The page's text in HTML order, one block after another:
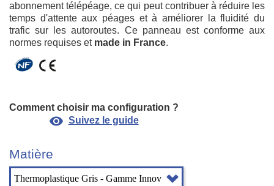
abonnement télépéage, ce qui peut contribuer à réduire les
temps d'attente aux péages et à améliorer la fluidité du
trafic sur les autoroutes. Ce panneau est conforme aux
normes requises et made in France.
Comment choisir ma configuration ?
visibility Suivez le guide
Matière